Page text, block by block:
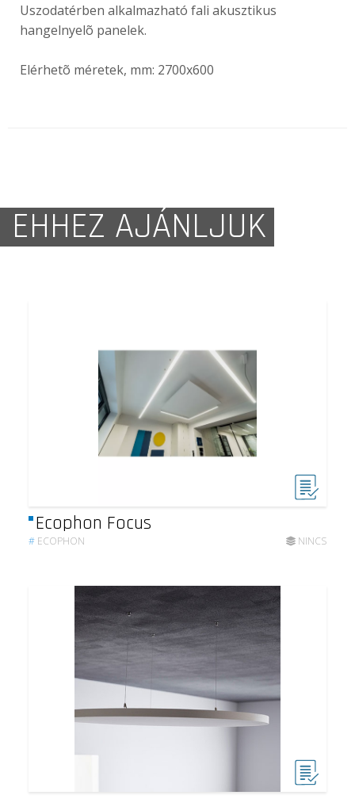
Uszodatérben alkalmazható fali akusztikus
hangelnyelõ panelek.
Elérhetõ méretek, mm: 2700x600
EHHEZ AJÁNLJUK
Ecophon Focus
# ECOPHON NINCS